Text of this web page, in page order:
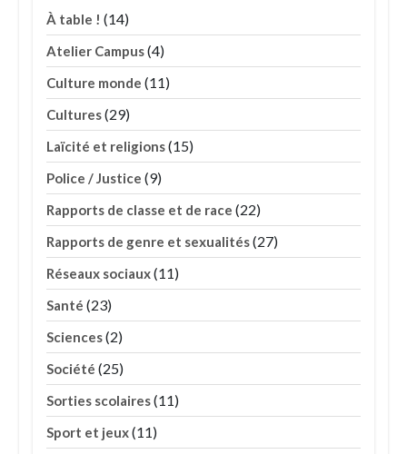
À table ! (14)
Atelier Campus(4)
Culture monde (11)
Cultures(29)
Laïcité et religions(15)
Police / Justice (9)
Rapports de classe et de race (22)
Rapports de genre et sexualités(27)
Réseaux sociaux(11)
Santé (23)
Sciences(2)
Société (25)
Sorties scolaires(11)
Sport et jeux(11)